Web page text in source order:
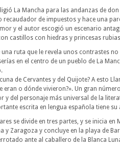
La Mancha para las andanzas de
de impuestos y hace una
y el autor escogió un escenario
castillos con hiedras y princesas
una ruta que le revela unos contrastes
en el centro de un pueblo de La
de Cervantes y del Quijote? A esto
eran o dónde vivieron?». Un gran
y del personaje más universal de la
escrita en lengua española tiene su
se divide en tres partes, y se inicia en
y Zaragoza y concluye en la playa de
ante al caballero de la Blanca